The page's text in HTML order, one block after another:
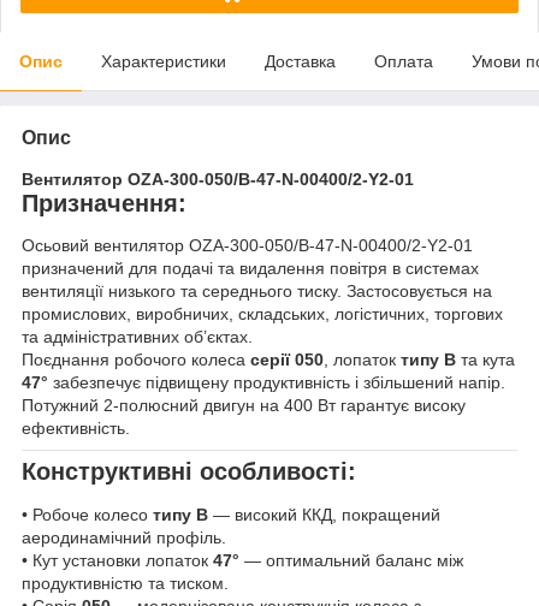
Опис Характеристики Доставка Оплата Умови
Опис
Вентилятор OZA-300-050/B-47-N-00400/2-Y2-01
Призначення:
Осьовий вентилятор OZA-300-050/B-47-N-00400/2-Y2-01
призначений для подачі та видалення повітря в системах
вентиляції низького та середнього тиску. Застосовується на
промислових, виробничих, складських, логістичних, торгових
та адміністративних об’єктах.
Поєднання робочого колеса серії 050, лопаток типу B та кута
47° забезпечує підвищену продуктивність і збільшений напір.
Потужний 2-полюсний двигун на 400 Вт гарантує високу
ефективність.
Конструктивні особливості:
• Робоче колесо типу B — високий ККД, покращений
аеродинамічний профіль.
• Кут установки лопаток 47° — оптимальний баланс між
продуктивністю та тиском.